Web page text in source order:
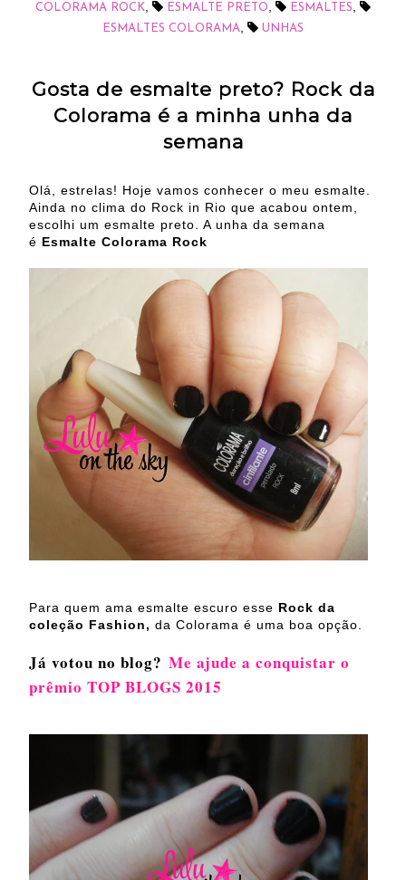
COLORAMA ROCK
ESMALTE PRETO ESMALTES
ESMALTES COLORAMA UNHAS
Gosta de esmalte preto? Rock da
Colorama é a minha unha da
semana
Olá, estrelas! Hoje vamos conhecer o meu esmalte.
Ainda no clima do Rock in Rio que acabou ontem,
escolhi um esmalte preto. A unha da semana
é Esmalte Colorama Rock
Para quem ama esmalte escuro esse Rock da
coleção Fashion, da Colorama é uma boa opção.
Já votou no blog? Me ajude a conquistar o
prêmio TOP BLOGS 2015